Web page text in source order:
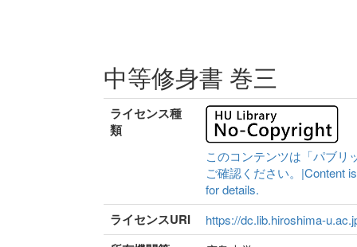
中等修身書 巻三
ライセンス種
類
このコンテンツは「パブリ
ご確認ください。|Content
for details.
ライセンスURI https://dc.lib.hiroshima-